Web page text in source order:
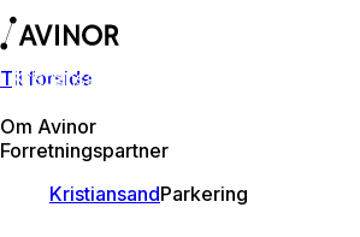
Til forside
Om Avinor
Forretningspartner
Kristiansand lufthavn
KristiansandParkering